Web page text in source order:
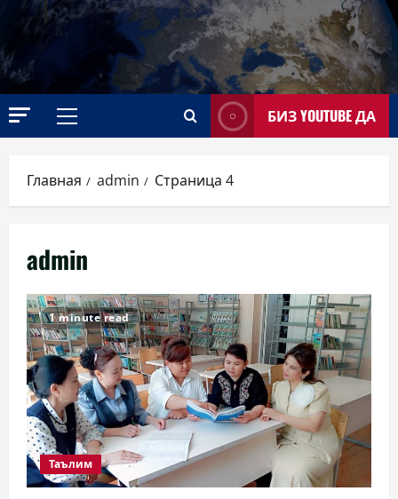
Основное
БИЗ YOUTUBE ДА
Главная admin Страница 4
admin
1 minute read
Таълим